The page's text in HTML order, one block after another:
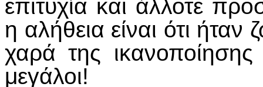
επιτυχία και άλλοτε
η αλήθεια είναι ότι
χαρά της
μεγάλοι!